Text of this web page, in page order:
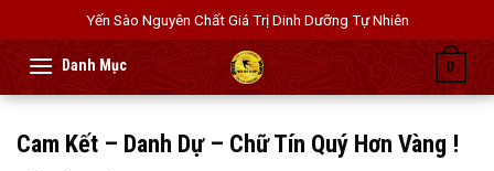
to
content
Yến Sào Nguyên Chất Giá Trị Dinh Dưỡng Tự Nhiên
0
Cam Kết – Danh Dự – Chữ Tín Quý Hơn Vàng !